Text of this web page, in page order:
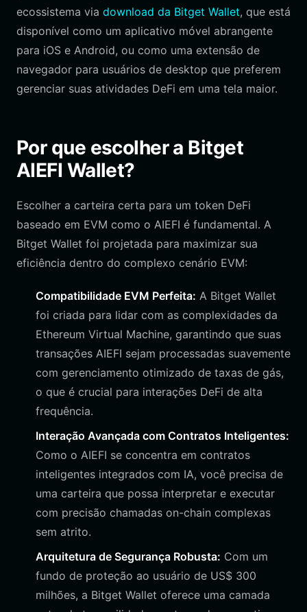
ecossistema via download da Bitget Wallet, que está
disponível como um aplicativo móvel abrangente
para iOS e Android, ou como uma extensão de
navegador para usuários de desktop que preferem
gerenciar suas atividades DeFi em uma tela maior.
Por que escolher a Bitget
AIEFI Wallet?
Escolher a carteira certa para um token DeFi
baseado em EVM como o AIEFI é fundamental. A
Bitget Wallet foi projetada para maximizar sua
eficiência dentro do complexo cenário EVM:
Compatibilidade EVM Perfeita: A Bitget Wallet
foi criada para lidar com as complexidades da
Ethereum Virtual Machine, garantindo que suas
transações AIEFI sejam processadas suavemente
com gerenciamento otimizado de taxas de gás,
o que é crucial para interações DeFi de alta
frequência.
Interação Avançada com Contratos Inteligentes:
Como o AIEFI se concentra em contratos
inteligentes integrados com IA, você precisa de
uma carteira que possa interpretar e executar
com precisão chamadas on-chain complexas
sem atrito.
Arquitetura de Segurança Robusta: Com um
fundo de proteção ao usuário de US$ 300
milhões, a Bitget Wallet oferece uma camada